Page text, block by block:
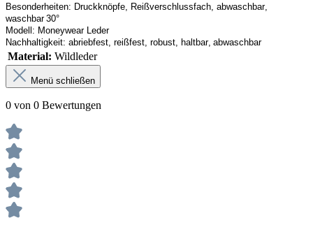
Besonderheiten: Druckknöpfe, Reißverschlussfach, abwaschbar,
waschbar 30°
Modell: Moneywear Leder
Nachhaltigkeit: abriebfest, reißfest, robust haltbar, abwaschbar
Material: Wildleder
Menü schließen
0 von 0 Bewertungen